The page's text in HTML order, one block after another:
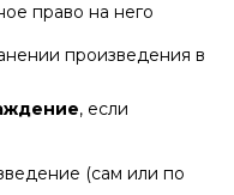
право на него
произведения в
, если
(сам или по